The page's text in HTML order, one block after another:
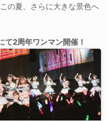
の夏、さらに大きな景色へ
2周年ワンマン開催！